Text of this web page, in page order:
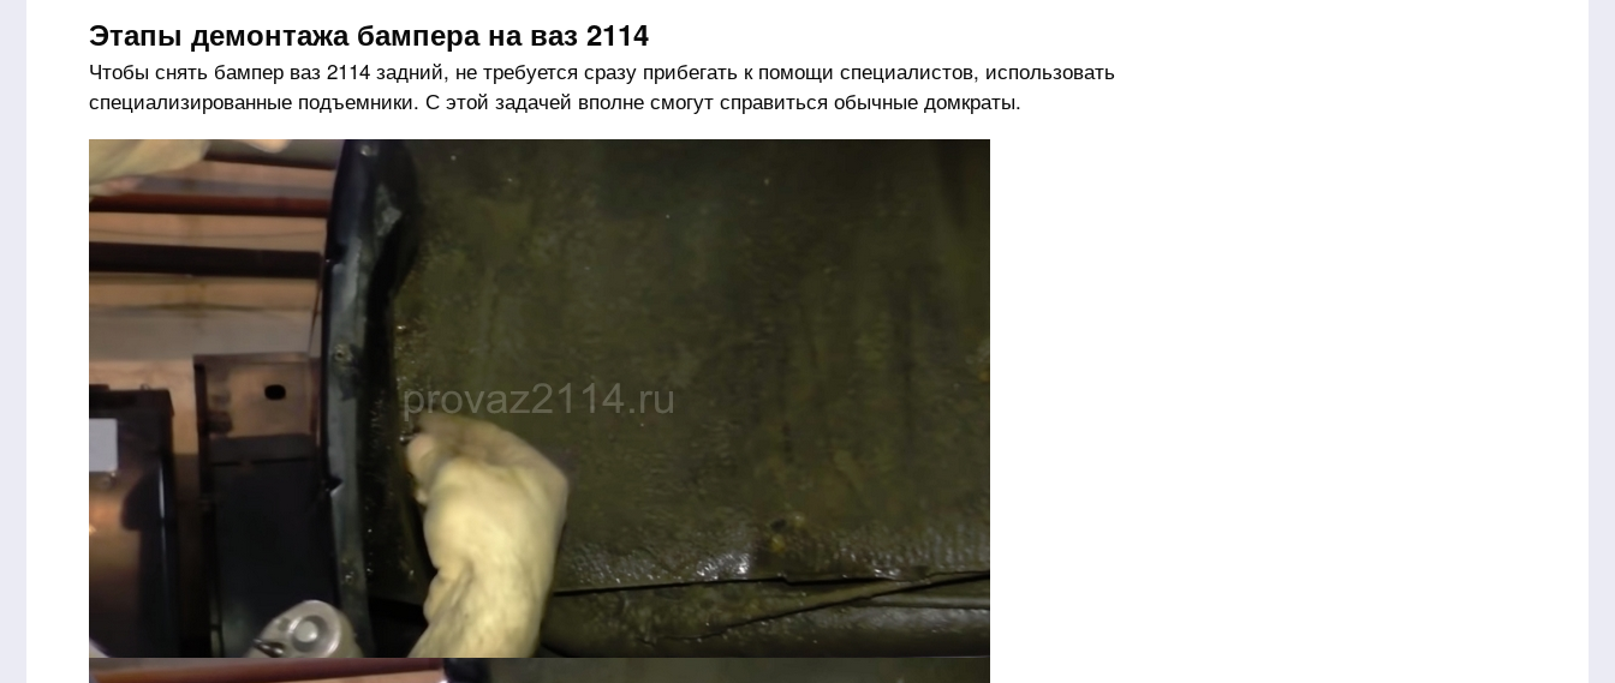
Этапы демонтажа бампера на ваз 2114
Чтобы снять бампер ваз 2114 задний, не требуется сразу прибегать к помощи специалистов, использовать
специализированные подъемники. С этой задачей вполне смогут справиться обычные домкраты.